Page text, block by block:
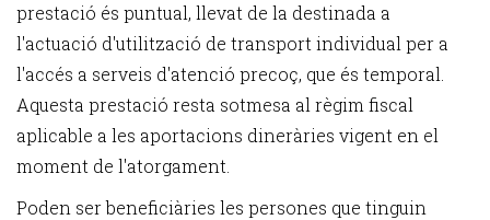
prestació és puntual, llevat de la destinada a
l'actuació d'utilització de transport individual per a
l'accés a serveis d'atenció precoç, que és temporal.
Aquesta prestació resta sotmesa al règim fiscal
aplicable a les aportacions dineràries vigent en el
moment de l'atorgament.
Poden ser beneficiàries les persones que tinguin